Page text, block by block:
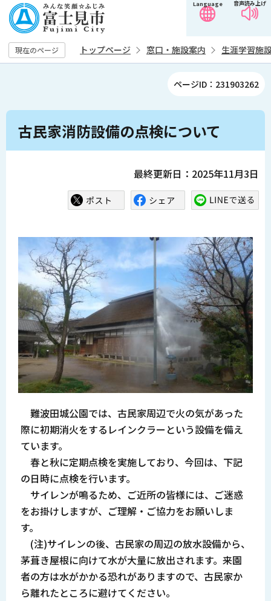
の
ペ
ー
す
音声読み上げ
Language
現在のページ トップページ 窓口・施設案内 生涯学習施
ページID：231903262
本
古民家消防設備の点検について
最終更新日：2025年11月3日
難波田城公園では、古民家周辺で火の気があった
際に初期消火をするレインクラーという設備を備え
ています。
春と秋に定期点検を実施しており、今回は、下記
の日時に点検を行います。
サイレンが鳴るため、ご近所の皆様には、ご迷惑
をお掛けしますが、ご理解・ご協力をお願いしま
す。
(注)サイレンの後、古民家の周辺の放水設備から、
茅葺き屋根に向けて水が大量に放出されます。来園
者の方は水がかかる恐れがありますので、古民家か
ら離れたところに避けてください。